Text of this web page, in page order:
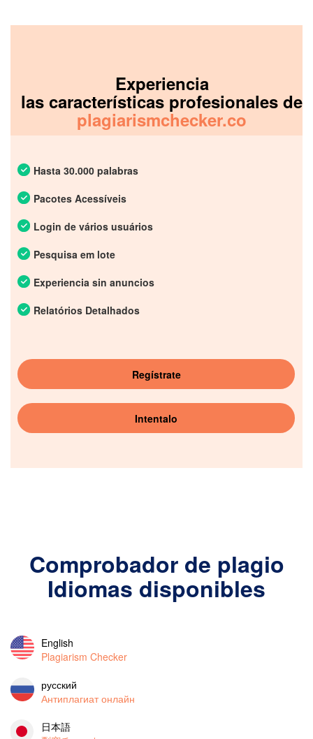
Experiencia
las características profesionales de
plagiarismchecker.co
Hasta 30.000 palabras
Pacotes Acessíveis
Login de vários usuários
Pesquisa em lote
Experiencia sin anuncios
Relatórios Detalhados
Regístrate
Intentalo
Comprobador de plagio
Idiomas disponibles
English
Plagiarism Checker
русский
Антиплагиат онлайн
日本語